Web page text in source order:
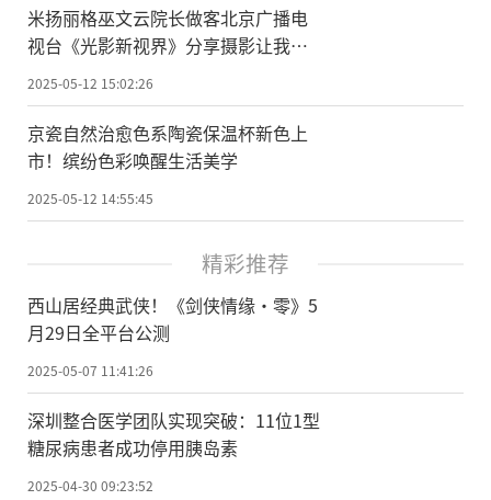
米扬丽格巫文云院长做客北京广播电
视台《光影新视界》分享摄影让我成
2025-05-12 15:02:26
京瓷自然治愈色系陶瓷保温杯新色上
市！缤纷色彩唤醒生活美学
2025-05-12 14:55:45
精彩推荐
西山居经典武侠！《剑侠情缘·零》5
月29日全平台公测
2025-05-07 11:41:26
深圳整合医学团队实现突破：11位1型
糖尿病患者成功停用胰岛素
2025-04-30 09:23:52